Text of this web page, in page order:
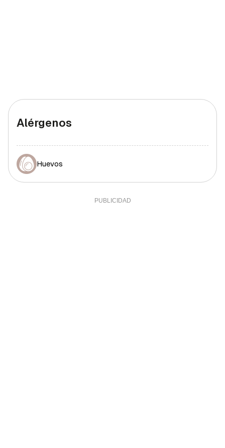
Alérgenos
Huevos